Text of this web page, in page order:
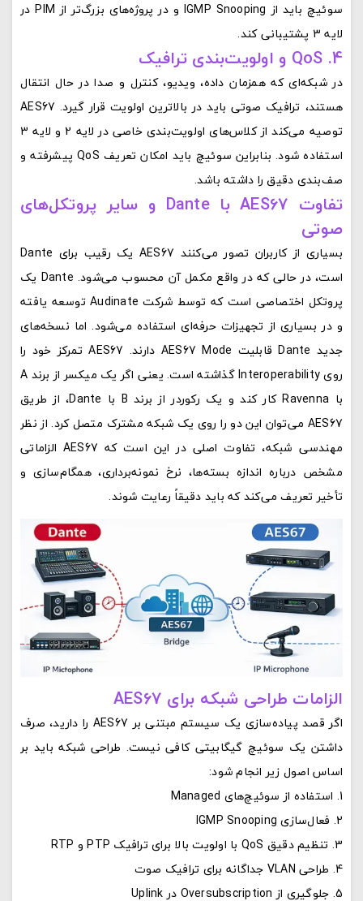
سوئیچ باید از IGMP Snooping و در پروژه‌های بزرگ‌تر از PIM در
لایه 3 پشتیبانی کند.
4. QoS و اولویت‌بندی ترافیک
در شبکه‌ای که همزمان داده، ویدیو، کنترل و صدا در حال انتقال
هستند، ترافیک صوتی باید در بالاترین اولویت قرار گیرد. AES67
توصیه می‌کند از کلاس‌های اولویت‌بندی خاصی در لایه 2 و لایه 3
استفاده شود. بنابراین سوئیچ باید امکان تعریف QoS پیشرفته و
صف‌بندی دقیق را داشته باشد.
تفاوت AES67 با Dante و سایر پروتکل‌های
صوتی
بسیاری از کاربران تصور می‌کنند AES67 یک رقیب برای Dante
است، در حالی که در واقع مکمل آن محسوب می‌شود. Dante یک
پروتکل اختصاصی است که توسط شرکت Audinate توسعه یافته
و در بسیاری از تجهیزات حرفه‌ای استفاده می‌شود. اما نسخه‌های
جدید Dante قابلیت AES67 Mode دارند. AES67 تمرکز خود را
روی Interoperability گذاشته است. یعنی اگر یک میکسر از برند A
با Ravenna کار کند و یک رکوردر از برند B با Dante، از طریق
AES67 می‌توان این دو را روی یک شبکه مشترک متصل کرد. از نظر
مهندسی شبکه، تفاوت اصلی در این است که AES67 الزاماتی
مشخص درباره اندازه بسته‌ها، نرخ نمونه‌برداری، همگام‌سازی و
تأخیر تعریف می‌کند که باید دقیقاً رعایت شوند.
الزامات طراحی شبکه برای AES67
اگر قصد پیاده‌سازی یک سیستم مبتنی بر AES67 را دارید، صرف
داشتن یک سوئیچ گیگابیتی کافی نیست. طراحی شبکه باید بر
اساس اصول زیر انجام شود:
استفاده از سوئیچ‌های Managed
فعال‌سازی IGMP Snooping
تنظیم دقیق QoS با اولویت بالا برای ترافیک PTP و RTP
طراحی VLAN جداگانه برای ترافیک صوت
جلوگیری از Oversubscription در Uplink